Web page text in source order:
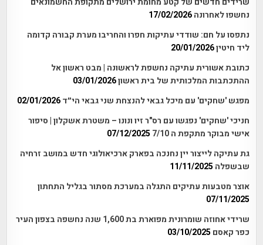
נחשפו לאחרונה 17/02/2026
נתפסו על חם: שודדי עתיקות חפרו והחריבו מערת קבורה קדומה
ליד חיטין20/01/2026
כתובת אשורית עתיקה נחשפת לראשונה | מבט ראשון אל
ההתכתבות המלכותית של בית ראשון03/01/2026
מפגש 'שחקים' עם מיכל גבאי להנצחת שני גבאי הי״ד 02/01/2026
חניכי 'שחקים' נפגשו עם רס"ר זיו ונונו – משטרת אשקלון | סיפור
אישי מבוקר מתקפת ה 7/10
07/12/2025
גת עתיקה לייצור יין נחנכה בפארק ארכיאולוגי חדש במושב זרחיה
שבשפלה 11/11/2025
אוצר מטבעות עתיקים התגלה במערכת מסתור בגליל התחתון
07/11/2025
שרידי אחוזה שומרונית מפוארת בת 1,600 שנה נחשפה בצפון העיר
כפר קאסם 03/10/2025